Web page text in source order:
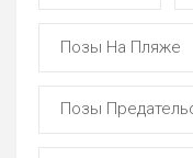
Позы На Пляже
Позы